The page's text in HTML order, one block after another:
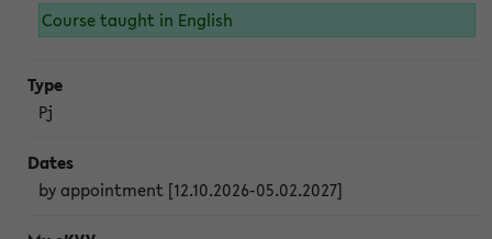
Course taught in English
Pj
by appointment [12.10.2026-05.02.2027]